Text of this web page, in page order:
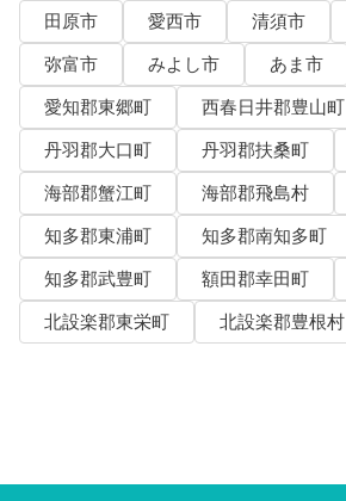
田原市
愛西市 清須市
弥富市
みよし市 あま市
愛知郡東郷町
西春日井郡豊山町
丹羽郡大口町
丹羽郡扶桑町
海部郡蟹江町
海部郡飛島村
知多郡東浦町
知多郡南知多町
知多郡武豊町
額田郡幸田町
北設楽郡東栄町
北設楽郡豊根村